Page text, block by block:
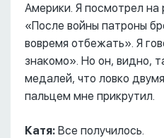
Америки. Я посмотрел на
«После войны патроны
вовремя отбежать». Я
знакомо». Но он, видно,
медалей, что ловко
пальцем мне прикрутил.
Катя: Все получилось.